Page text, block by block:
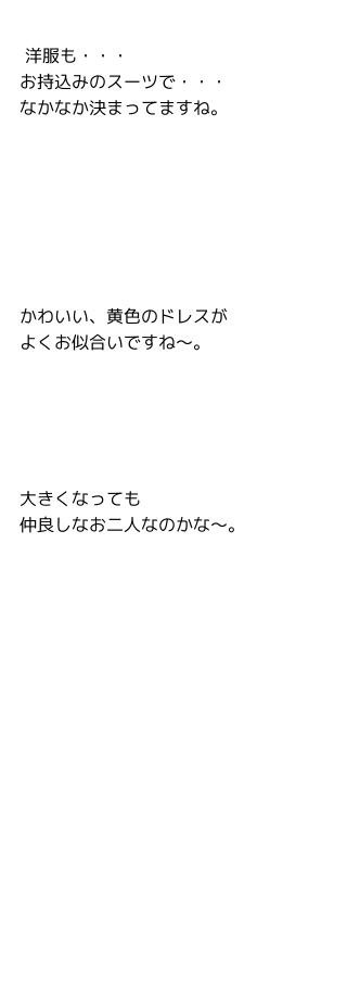
洋服も・・・
お持込みのスーツで・・・
なかなか決まってますね。
かわいい、黄色のドレスが
よくお似合いですね～。
大きくなっても
仲良しなお二人なのかな～。